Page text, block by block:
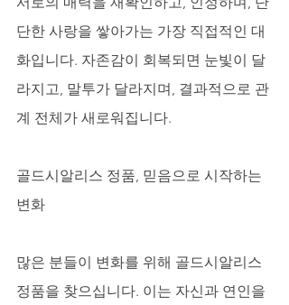
단한 사랑을 쌓아가는 가장 직접적인 대
화입니다. 자존감이 회복되면 눈빛이 달
라지고, 말투가 달라지며, 결과적으로 관
계 전체가 새로워집니다.
골드시알리스 정품, 믿음으로 시작하는
변화
많은 분들이 변화를 위해 골드시알리스
정품을 찾으십니다. 이는 자신과 연인을